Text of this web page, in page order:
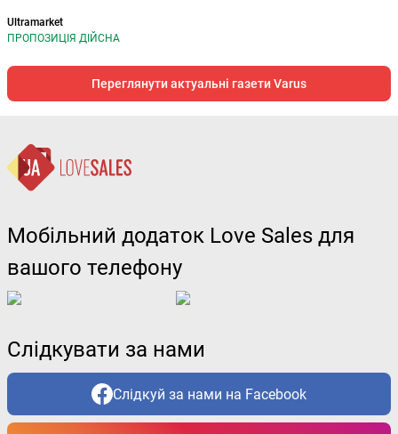
Ultramarket
ПРОПОЗИЦІЯ ДІЙСНА
Переглянути актуальні газети Varus
Мобільний додаток Love Sales для
вашого телефону
Слідкувати за нами
Слідкуй за нами на Facebook